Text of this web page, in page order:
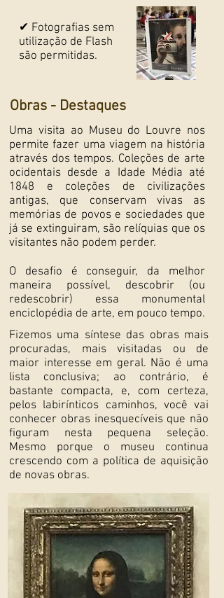
✔ Fotografias sem
utilização de Flash
são permitidas.
Obras - Destaques
Uma visita ao Museu do Louvre nos
permite fazer uma viagem na história
através dos tempos. Coleções de arte
ocidentais desde a Idade Média até
1848 e coleções de civilizações
antigas, que conservam vivas as
memórias de povos e sociedades que
já se extinguiram, são relíquias que os
visitantes não podem perder.
O desafio é conseguir, da melhor
maneira possível, descobrir (ou
redescobrir) essa monumental
enciclopédia de arte, em pouco tempo.
Fizemos uma síntese das obras mais
procuradas, mais visitadas ou de
maior interesse em geral. Não é uma
lista conclusiva; ao contrário, é
bastante compacta, e, com certeza,
pelos labirínticos caminhos, você vai
conhecer obras inesquecíveis que não
figuram nesta pequena seleção.
Mesmo porque o museu continua
crescendo com a política de aquisição
de novas obras.